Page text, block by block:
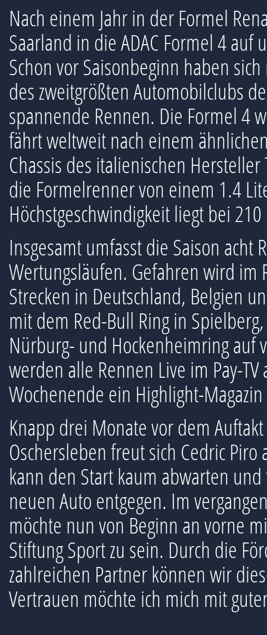
Nach einem Jahr in der Formel
Saarland in die ADAC Formel 4
Schon vor Saisonbeginn haben
des zweitgrößten Automobilclubs
spannende Rennen. Die Formel 4
fährt weltweit nach einem
Chassis des italienischen
die Formelrenner von einem 1.4
Höchstgeschwindigkeit liegt bei
Insgesamt umfasst die Saison
Wertungsläufen. Gefahren wird im
Strecken in Deutschland, Belgien
mit dem Red-Bull Ring in
Nürburg- und Hockenheimring auf
werden alle Rennen Live im Pay-
Wochenende ein Highlight-
Knapp drei Monate vor dem
Oschersleben freut sich Cedric
kann den Start kaum abwarten
neuen Auto entgegen. Im
möchte nun von Beginn an vorne
Stiftung Sport zu sein. Durch die
zahlreichen Partner können wir
Vertrauen möchte ich mich mit